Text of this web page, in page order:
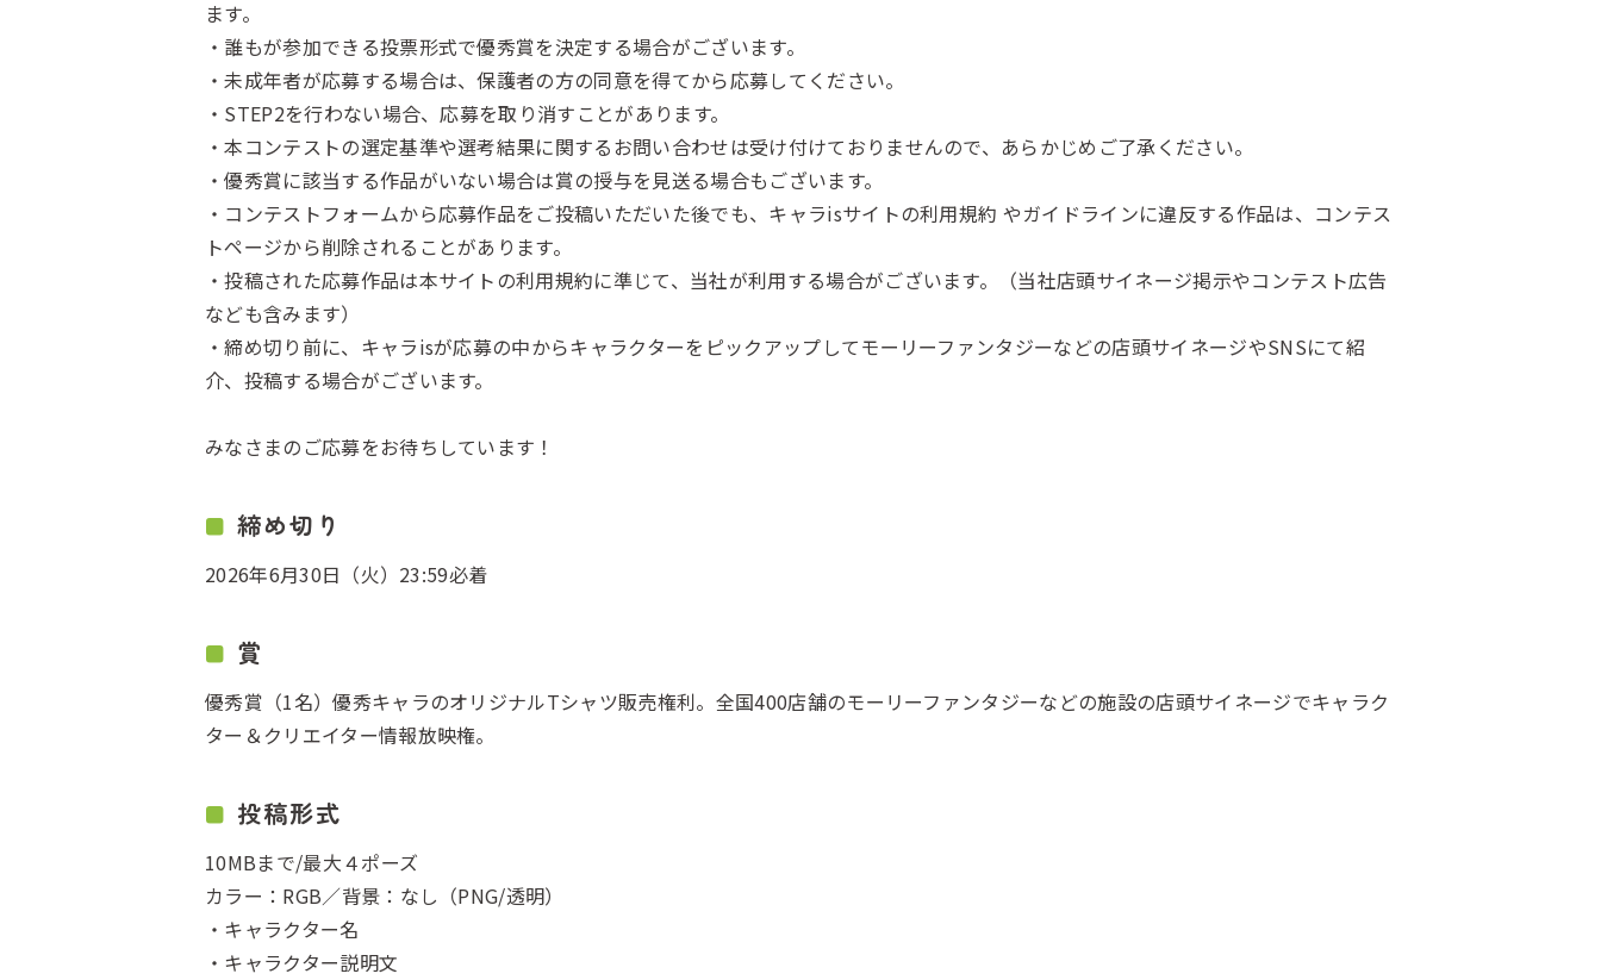
ます。
・誰もが参加できる投票形式で優秀賞を決定する場合がございます。
・未成年者が応募する場合は、保護者の方の同意を得てから応募してください。
・STEP2を行わない場合、応募を取り消すことがあります。
・本コンテストの選定基準や選考結果に関するお問い合わせは受け付けておりませんので、あらかじめご了承ください。
・優秀賞に該当する作品がいない場合は賞の授与を見送る場合もございます。
・コンテストフォームから応募作品をご投稿いただいた後でも、キャラisサイトの利用規約 やガイドラインに違反する作品は、コンテス
トページから削除されることがあります。
・投稿された応募作品は本サイトの利用規約に準じて、当社が利用する場合がございます。（当社店頭サイネージ掲示やコンテスト広告
なども含みます）
・締め切り前に、キャラisが応募の中からキャラクターをピックアップしてモーリーファンタジーなどの店頭サイネージやSNSにて紹
介、投稿する場合がございます。
みなさまのご応募をお待ちしています！
締め切り
2026年6月30日（火）23:59必着
賞
優秀賞（1名）優秀キャラのオリジナルTシャツ販売権利。全国400店舗のモーリーファンタジーなどの施設の店頭サイネージでキャラク
ター＆クリエイター情報放映権。
投稿形式
10MBまで/最大４ポーズ
カラー：RGB／背景：なし（PNG/透明）
・キャラクター名
・キャラクター説明文